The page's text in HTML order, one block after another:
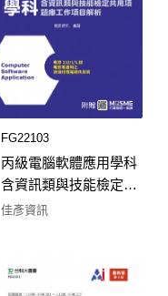
FG22103
丙級電腦軟體應用學科
含資訊類與技能檢定共
用項題庫工作項目解析 -
佳彥資訊